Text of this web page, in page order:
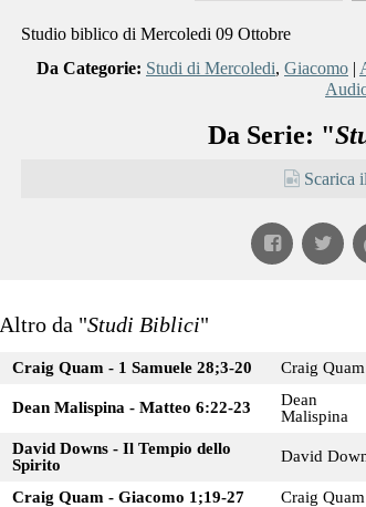
Studio biblico di Mercoledi 09 Ottobre
Da Categorie: Studi di Mercoledi, Giacomo |
Da Serie: "
Scarica
Altro da "Studi Biblici"
Craig Quam - 1 Samuele 28;3-20 Craig Quam
Dean Malispina - Matteo 6:22-23
Dean
Malispina
David Downs - Il Tempio dello
Spirito
David
Craig Quam - Giacomo 1;19-27 Craig Quam